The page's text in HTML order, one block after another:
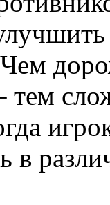
тем
в